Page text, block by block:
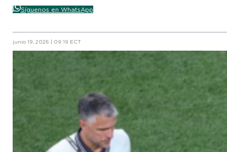
Síguenos en WhatsApp
junio 19, 2026 | 09:19 ECT